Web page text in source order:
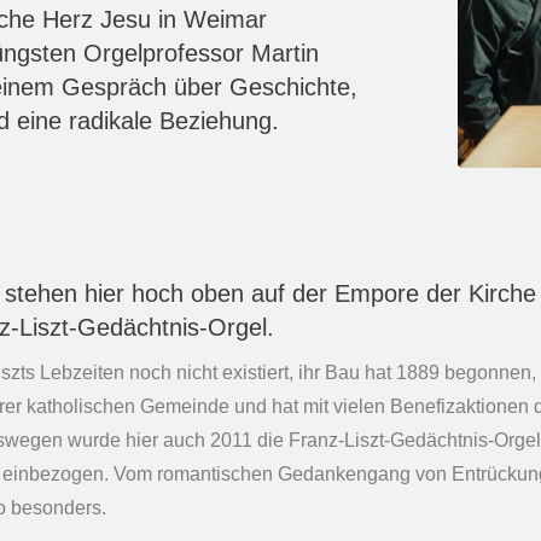
Herz Jesu in Weimar
Orgelprofessor Martin
Gespräch über Geschichte,
eine radikale Beziehung.
hier hoch oben auf der Empore der
Liszt-Gedächtnis-Orgel.
Lebzeiten noch nicht existiert, ihr Bau hat 1889
katholischen Gemeinde und hat mit vielen Benefizaktionen
wurde hier auch 2011 die Franz-Liszt-Gedächtnis-
Vom romantischen Gedankengang von
besonders.